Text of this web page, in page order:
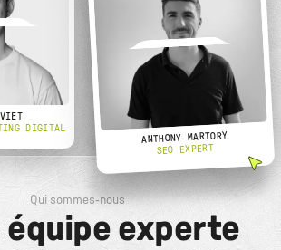
DIGITAL
ANTHONY MARTORY
SEO EXPERT
Qui sommes-nous
équipe experte